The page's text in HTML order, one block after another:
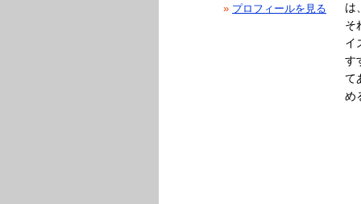
は
そ
イ
す
て
め
» プロフィールを見る